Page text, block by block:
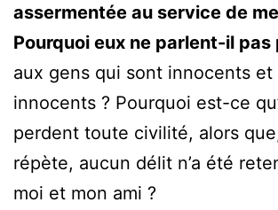
assermentée au service de
Pourquoi eux ne parlent-il pas
aux gens qui sont innocents et
innocents ? Pourquoi est-ce
perdent toute civilité, alors
répète, aucun délit n’a été
moi et mon ami ?